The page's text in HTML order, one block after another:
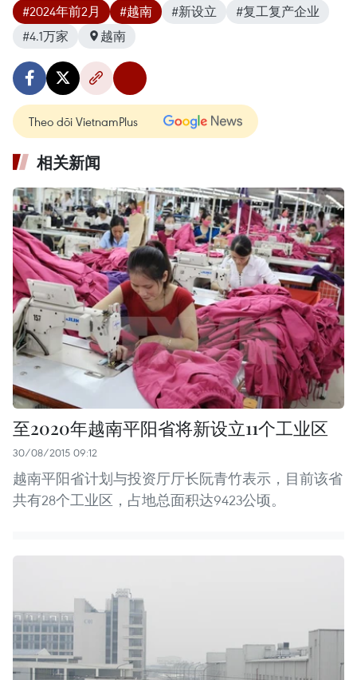
#2024年前2月 #越南 #新设立
#复工复产企业
#4.1万家
越南
Theo dõi VietnamPlus
相关新闻
至2020年越南平阳省将新设立11个工业区
30/08/2015 09:12
越南平阳省计划与投资厅厅长阮青竹表示，目前该省
共有28个工业区，占地总面积达9423公顷。